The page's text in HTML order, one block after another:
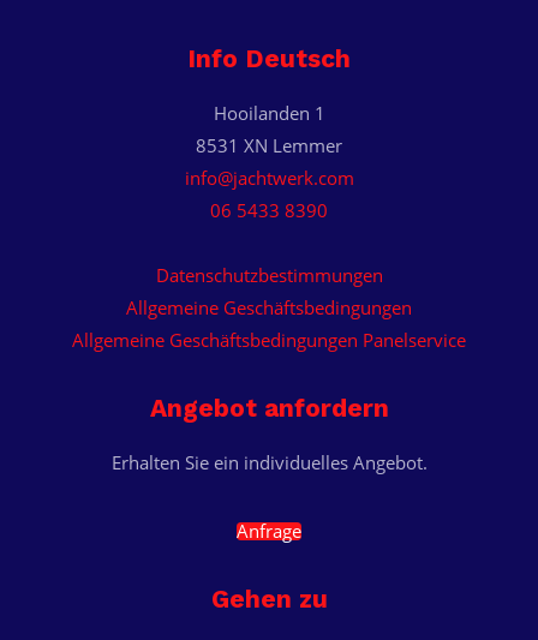
Info Deutsch
Hooilanden 1
8531 XN Lemmer
info@jachtwerk.com
06 5433 8390
Datenschutzbestimmungen
Allgemeine Geschäftsbedingungen
Allgemeine Geschäftsbedingungen Panelservice
Angebot anfordern
Erhalten Sie ein individuelles Angebot.
Anfrage
Gehen zu